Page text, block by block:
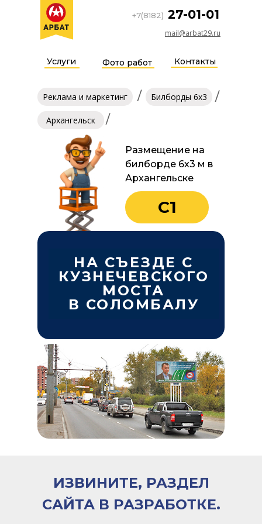
Услуги Фото работ Контакты
mail@arbat29.ru
27-01-01
+7(8182)
/
/
/
Реклама и маркетинг Билборды 6х3
Архангельск
НА СЪЕЗДЕ С
КУЗНЕЧЕВСКОГО
МОСТА
В СОЛОМБАЛУ
Размещение на
билборде 6х3 м в
Архангельске
С1
ИЗВИНИТЕ, РАЗДЕЛ
САЙТА В РАЗРАБОТКЕ.